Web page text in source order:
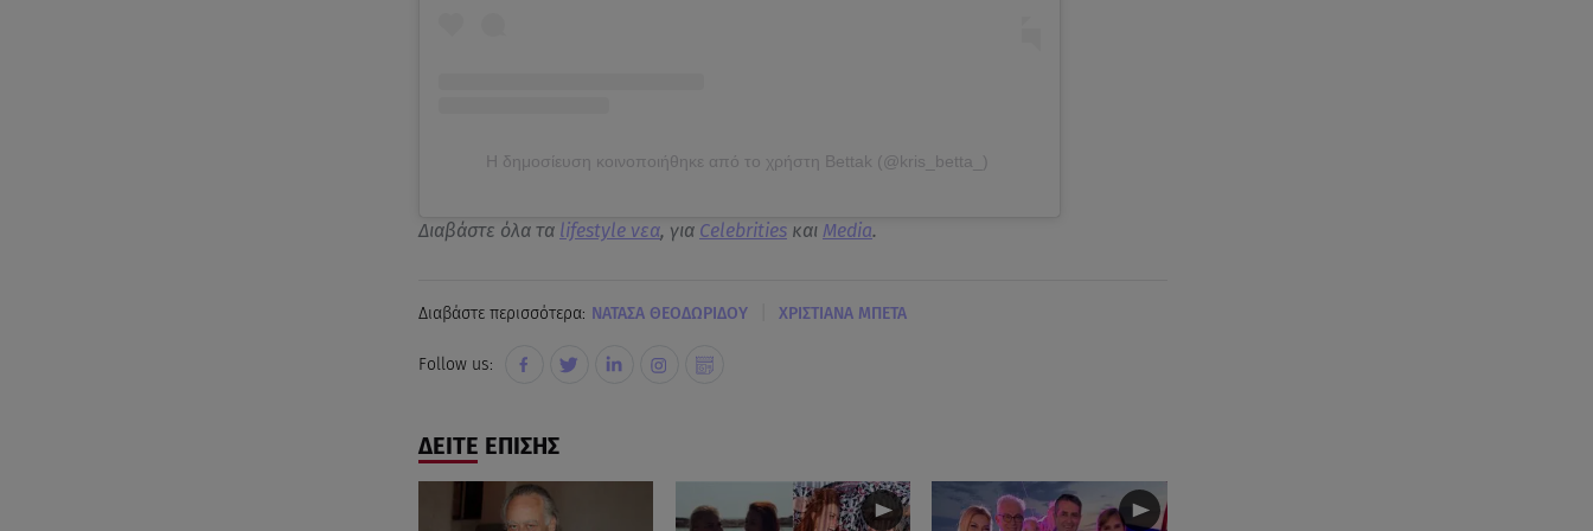
Η δημοσίευση κοινοποιήθηκε από το χρήστη Bettak (@kris_betta_)
Διαβάστε όλα τα lifestyle νεα, για Celebritiesκαι Media.
Διαβάστε περισσότερα: ΝΑΤΑΣΑ ΘΕΟΔΩΡΙΔΟΥ ΧΡΙΣΤΙΑΝΑ ΜΠΕΤΑ
Follow us:
ΔΕΙΤΕ ΕΠΙΣΗΣ